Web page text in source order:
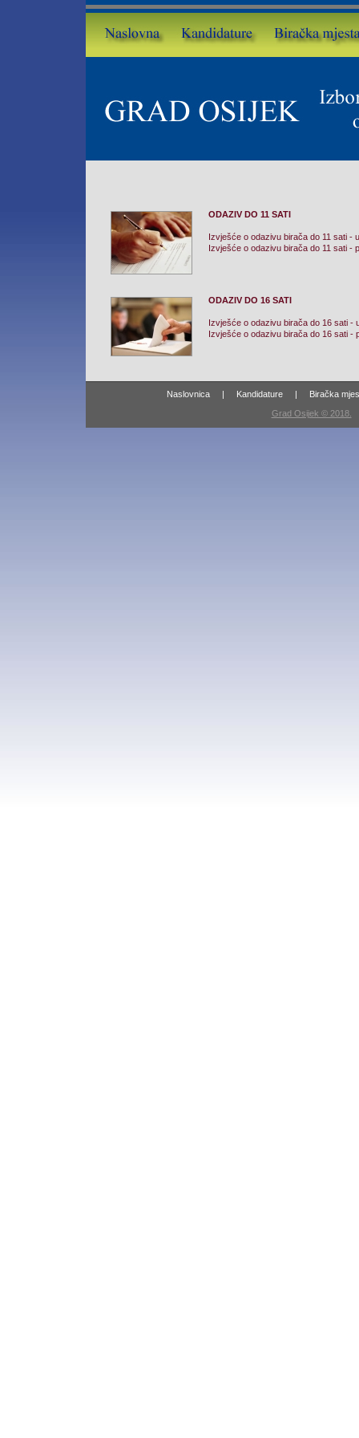
ODAZIV DO 11 SATI
Izvješće o odazivu birača do 11 sati -
Izvješće o odazivu birača do 11 sati -
ODAZIV DO 16 SATI
Izvješće o odazivu birača do 16 sati -
Izvješće o odazivu birača do 16 sati -
Naslovnica | Kandidature |
Biračka
Grad Osijek © 2018.